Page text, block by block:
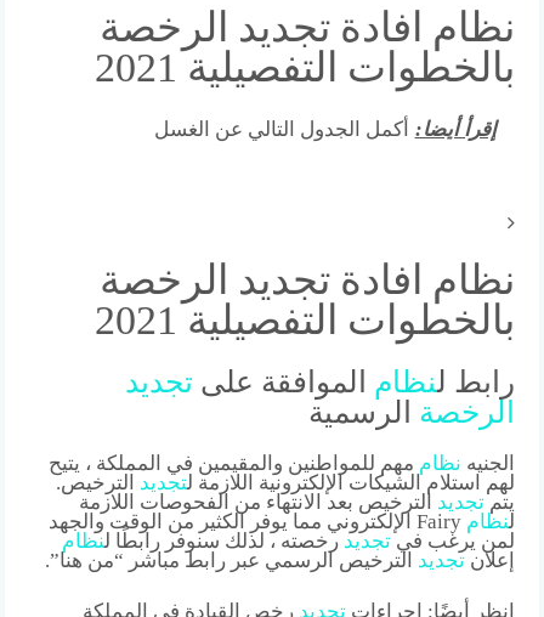
نظام افادة تجديد الرخصة
بالخطوات التفصيلية 2021
إقرأ أيضا: أكمل الجدول التالي عن الغسل
نظام افادة تجديد الرخصة
بالخطوات التفصيلية 2021
رابط لنظام الموافقة على تجديد
الرخصة الرسمية
الجنيه نظام مهم للمواطنين والمقيمين في المملكة ، يتيح
لهم استلام الشيكات الإلكترونية اللازمة لتجديد الترخيص.
يتمتجديد الترخيص بعد الانتهاء من الفحوصات اللازمة
لنظام
Fairy الإلكتروني مما يوفر الكثير من الوقت والجهد
لمن يرغب فيتجديد رخصته ، لذلك سنوفر رابطًا لنظام
إعلانتجديد الترخيص الرسمي عبر رابط مباشر “من هنا”.
انظر أيضًا: إجراءاتتجديد رخص القيادة في المملكة